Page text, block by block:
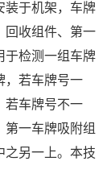
装于机架，车牌
回收组件、第一
于检测一组车牌
，若车牌号一
若车牌号不一
一车牌吸附组
之另一上。本技